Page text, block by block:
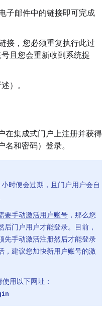
子邮件中的链接即可完成
接，您必须重复执行此过
且您会重新收到系统提
）。
在集成式门户上注册并获得
和密码）登录。
时便会过期，且门户用户会自
要手动激活用户账号 ，那么您
后门户用户才能登录。目前，
先手动激活注册然后才能登录
，建议您加快新用户账号的激
用以下网址：